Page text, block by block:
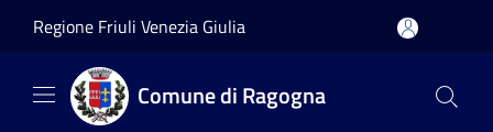
Regione Friuli Venezia Giulia
Comune di Ragogna